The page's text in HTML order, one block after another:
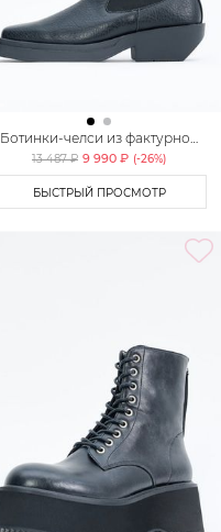
Ботинки-челси из фактурной
экокожи Lera Nena Unreal
13 487 ₽ 9 990 ₽ (-26%)
БЫСТРЫЙ ПРОСМОТР